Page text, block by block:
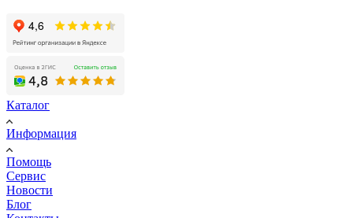
Каталог
Информация
Помощь
Сервис
Новости
Блог